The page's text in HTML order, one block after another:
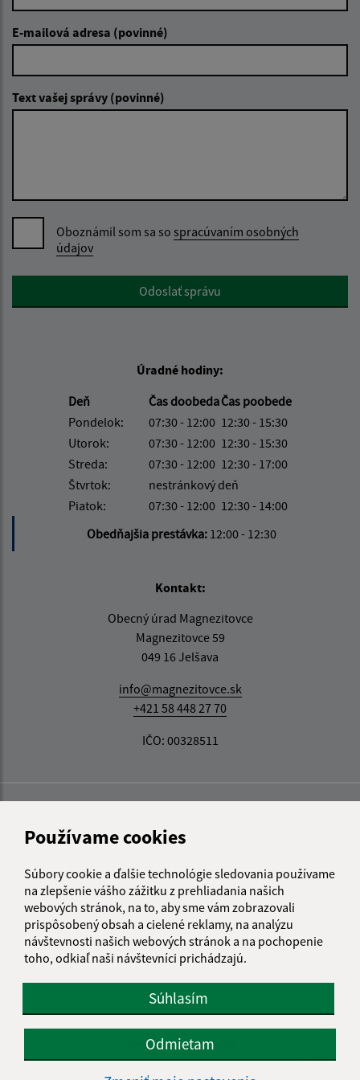
Používame cookies
Súbory cookie a ďalšie technológie sledovania používame
na zlepšenie vášho zážitku z prehliadania našich
webových stránok, na to, aby sme vám zobrazovali
prispôsobený obsah a cielené reklamy, na analýzu
návštevnosti našich webových stránok a na pochopenie
toho, odkiaľ naši návštevníci prichádzajú.
Súhlasím
Odmietam
E-mailová adresa (povinné)
Text vašej správy (povinné)
Oboznámil som sa so spracúvaním osobných
údajov
Google reCaptcha ResponseOdoslať správu
Úradné hodiny:
Deň
Čas doobedaČas poobede
Pondelok:
07:30 - 12:00 12:30 - 15:30
Utorok:
07:30 - 12:00 12:30 - 15:30
Streda:
07:30 - 12:00 12:30 - 17:00
Štvrtok:
nestránkový deň
Piatok:
07:30 - 12:00 12:30 - 14:00
Obedňajšia prestávka: 12:00 - 12:30
Kontakt:
Obecný úrad Magnezitovce
Magnezitovce 59
049 16 Jelšava
info@magnezitovce.sk
+421 58 448 27 70
IČO: 00328511
Informácie o stránke:
Vyhlásenie o prístupnosti